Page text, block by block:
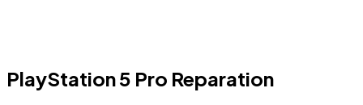
PlayStation 5 Pro Reparation